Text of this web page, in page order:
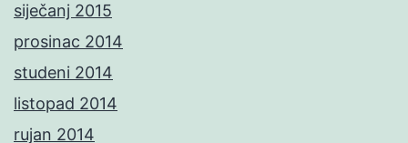
siječanj 2015
prosinac 2014
studeni 2014
listopad 2014
rujan 2014